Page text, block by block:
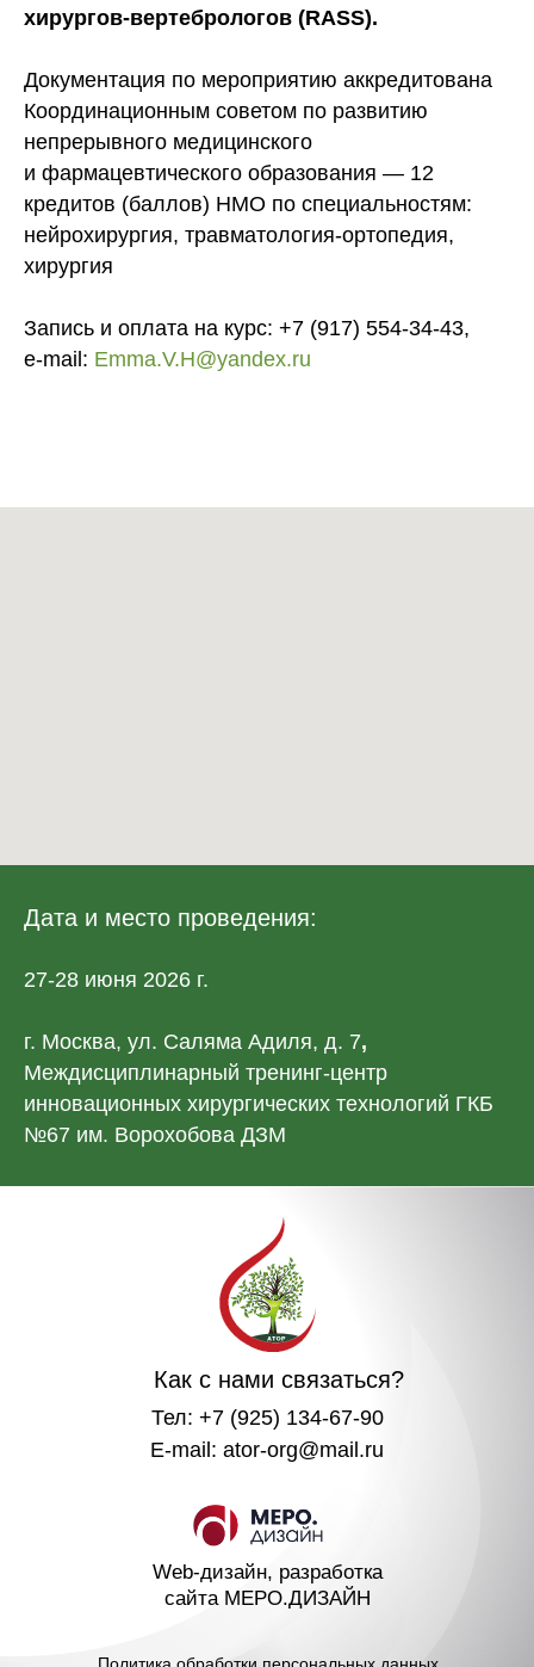
хирургов-вертебрологов (RASS).
Документация по мероприятию аккредитована
Координационным советом по развитию
непрерывного медицинского
и фармацевтического образования — 12
кредитов (баллов) НМО по специальностям:
нейрохирургия, травматология-ортопедия,
хирургия
Запись и оплата на курс: +7 (917) 554-34-43,
е-mail: Emma.V.H@yandex.ru
Дата и место проведения:
27-28 июня 2026 г.
г. Москва, ул. Саляма Адиля, д. 7,
Междисциплинарный тренинг-центр
инновационных хирургических технологий ГКБ
№67 им. Ворохобова ДЗМ
Web-дизайн, разработка
сайта МЕРО.ДИЗАЙН
Тел: +7 (925) 134-67-90
E-mail: ator-org@mail.ru
Как с нами связаться?
Политика обработки персональных данных